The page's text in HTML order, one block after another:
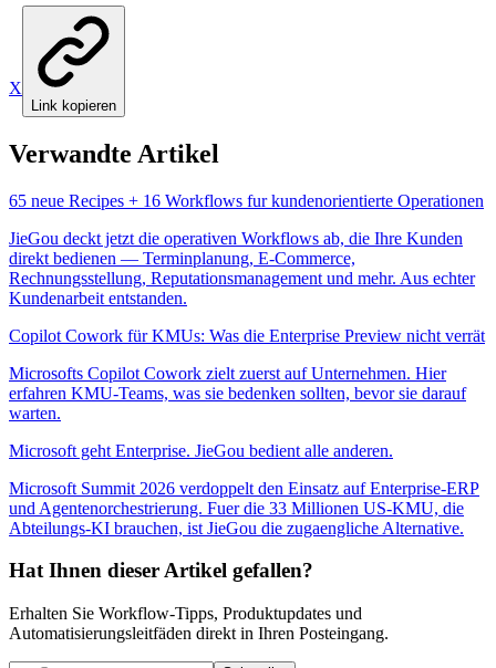
X
Link kopieren
Verwandte Artikel
65 neue Recipes + 16 Workflows fur kundenorientierte Operationen
JieGou deckt jetzt die operativen Workflows ab, die Ihre Kunden
direkt bedienen — Terminplanung, E-Commerce,
Rechnungsstellung, Reputationsmanagement und mehr. Aus echter
Kundenarbeit entstanden.
Copilot Cowork für KMUs: Was die Enterprise Preview nicht verrät
Microsofts Copilot Cowork zielt zuerst auf Unternehmen. Hier
erfahren KMU-Teams, was sie bedenken sollten, bevor sie darauf
warten.
Microsoft geht Enterprise. JieGou bedient alle anderen.
Microsoft Summit 2026 verdoppelt den Einsatz auf Enterprise-ERP
und Agentenorchestrierung. Fuer die 33 Millionen US-KMU, die
Abteilungs-KI brauchen, ist JieGou die zugaengliche Alternative.
Hat Ihnen dieser Artikel gefallen?
Erhalten Sie Workflow-Tipps, Produktupdates und
Automatisierungsleitfäden direkt in Ihren Posteingang.